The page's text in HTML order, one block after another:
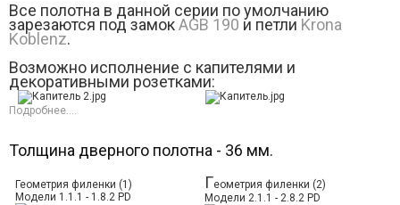
Все полотна в данной серии по умолчанию
зарезаются под замокAGB 190 и петли Krona
Koblenz.
Возможно исполнение с капителями и
декоративными розетками:
Подробнее....
Толщина дверного полотна - 36 мм.
Геометрия филенки (1)
Модели 1.1.1 - 1.8.2 PD
Геометрия филенки (2)
Модели 2.1.1 - 2.8.2 PD